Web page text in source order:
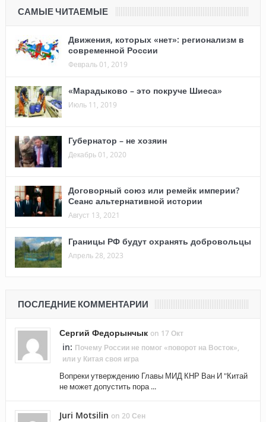
САМЫЕ ЧИТАЕМЫЕ
Движения, которых «нет»: регионализм в
современной России
Февраль 01, 2019
«Марадыково – это покруче Шиеса»
Июль 11, 2019
Губернатор – не хозяин
Декабрь 01, 2020
Договорный союз или ремейк империи?
Сеанс альтернативной истории
Август 13, 2021
Границы РФ будут охранять добровольцы
Апрель 28, 2023
ПОСЛЕДНИЕ КОММЕНТАРИИ
Сергий Федорынчык on 17 Окт
in: Почему России не помог «поворот на Восток»,
или у Китая своя игра
Вопреки утверждению Главы МИД КНР Ван И "Китай
не может допустить пора ...
Juri Motsilin on 20 Сен